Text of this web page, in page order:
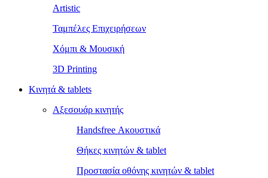
Artistic
Ταμπέλες Επιχειρήσεων
Χόμπι & Μουσική
3D Printing
Κινητά & tablets
Αξεσουάρ κινητής
Handsfree Ακουστικά
Θήκες κινητών & tablet
Προστασία οθόνης κινητών & tablet